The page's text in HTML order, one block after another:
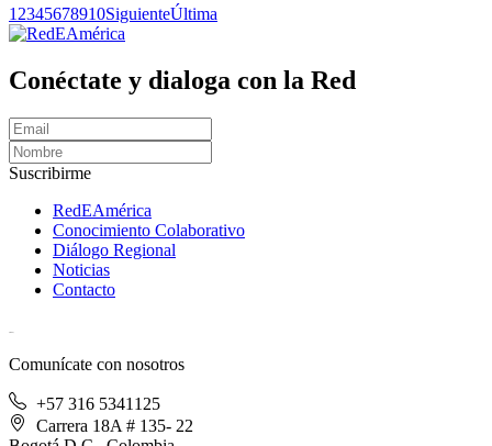
1 2345678910SiguienteÚltima
Conéctate y dialoga con la Red
Suscribirme
RedEAmérica
Conocimiento Colaborativo
Diálogo Regional
Noticias
Contacto
Comunícate con nosotros
+57 316 5341125
Carrera 18A # 135- 22